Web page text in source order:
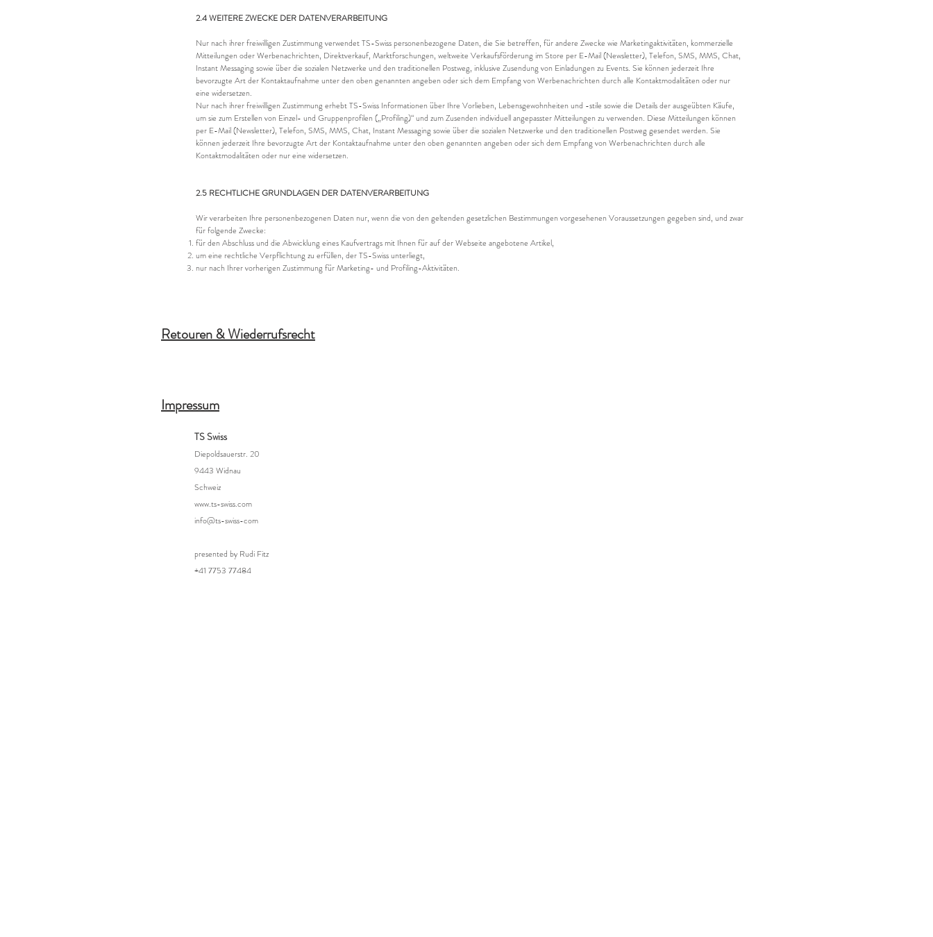
2.4 WEITERE ZWECKE DER DATENVERARBEITUNG
Nur nach ihrer freiwilligen Zustimmung verwendet TS-Swiss personenbezogene Daten, die Sie betreffen, für andere Zwecke wie Marketingaktivitäten, kommerzielle
Mitteilungen oder Werbenachrichten, Direktverkauf, Marktforschungen, weltweite Verkaufsförderung im Store per E-Mail (Newsletter), Telefon, SMS, MMS, Chat,
Instant Messaging sowie über die sozialen Netzwerke und den traditionellen Postweg, inklusive Zusendung von Einladungen zu Events. Sie können jederzeit Ihre
bevorzugte Art der Kontaktaufnahme unter den oben genannten angeben oder sich dem Empfang von Werbenachrichten durch alle Kontaktmodalitäten oder nur
eine widersetzen.
Nur nach ihrer freiwilligen Zustimmung erhebt TS-Swiss Informationen über Ihre Vorlieben, Lebensgewohnheiten und -stile sowie die Details der ausgeübten Käufe,
um sie zum Erstellen von Einzel- und Gruppenprofilen („Profiling)“ und zum Zusenden individuell angepasster Mitteilungen zu verwenden. Diese Mitteilungen können
per E-Mail (Newsletter), Telefon, SMS, MMS, Chat, Instant Messaging sowie über die sozialen Netzwerke und den traditionellen Postweg gesendet werden. Sie
können jederzeit Ihre bevorzugte Art der Kontaktaufnahme unter den oben genannten angeben oder sich dem Empfang von Werbenachrichten durch alle
Kontaktmodalitäten oder nur eine widersetzen.
2.5 RECHTLICHE GRUNDLAGEN DER DATENVERARBEITUNG
Wir verarbeiten Ihre personenbezogenen Daten nur, wenn die von den geltenden gesetzlichen Bestimmungen vorgesehenen Voraussetzungen gegeben sind, und zwar
für folgende Zwecke:
für den Abschluss und die Abwicklung eines Kaufvertrags mit Ihnen für auf der Webseite angebotene Artikel,
um eine rechtliche Verpflichtung zu erfüllen, der TS-Swiss unterliegt,
nur nach Ihrer vorherigen Zustimmung für Marketing- und Profiling-Aktivitäten.
Retouren & Wiederrufsrecht
Impressum
TS Swiss
Diepoldsauerstr. 20
9443 Widnau
Schweiz
www.ts-swiss.com
info@ts-swiss-com
presented by Rudi Fitz
+41 7753 77484